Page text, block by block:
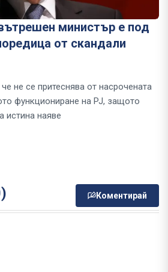
министър е под
от скандали
не се притеснява от насрочената
функциониране на PJ, защото
истина наяве
Коментирай